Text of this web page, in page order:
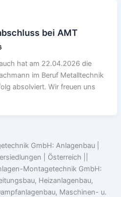
bei AMT
hat am 22.04.2026 die
im Beruf Metalltechnik
absolviert. Wir freuen uns
GmbH: Anlagenbau |
| Österreich ||
Montagetechnik GmbH:
Heizanlagenbau,
Maschinen- u.